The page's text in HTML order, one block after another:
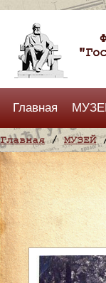
Главная
Главная/МУЗЕЙ